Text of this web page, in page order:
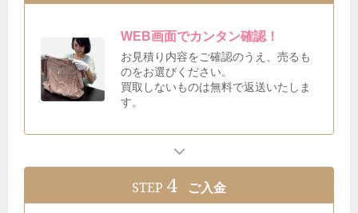
WEB画面でカンタン確認！
お見積り内容をご確認のうえ、売るも
のをお選びください。
買取しないものは無料で返送いたしま
す。
STEP 4 ご入金